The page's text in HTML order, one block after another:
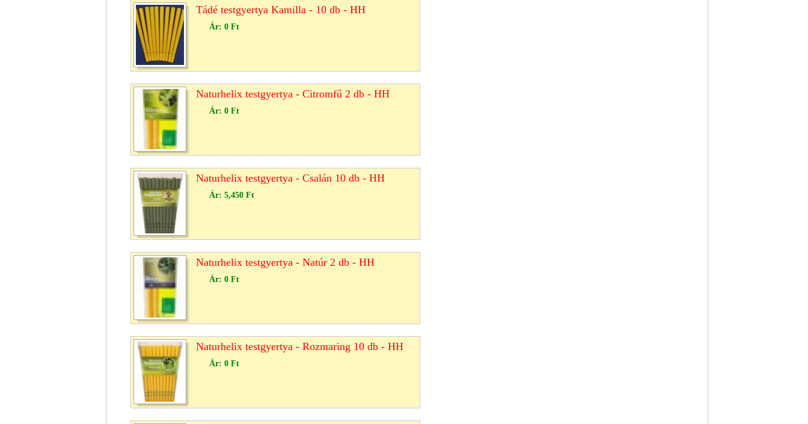
Tádé testgyertya Kamilla - 10 db - HH
Ár: 0 Ft
Naturhelix testgyertya - Citromfű 2 db - HH
Ár: 0 Ft
Naturhelix testgyertya - Csalán 10 db - HH
Ár: 5,450 Ft
Naturhelix testgyertya - Natúr 2 db - HH
Ár: 0 Ft
Naturhelix testgyertya - Rozmaring 10 db - HH
Ár: 0 Ft